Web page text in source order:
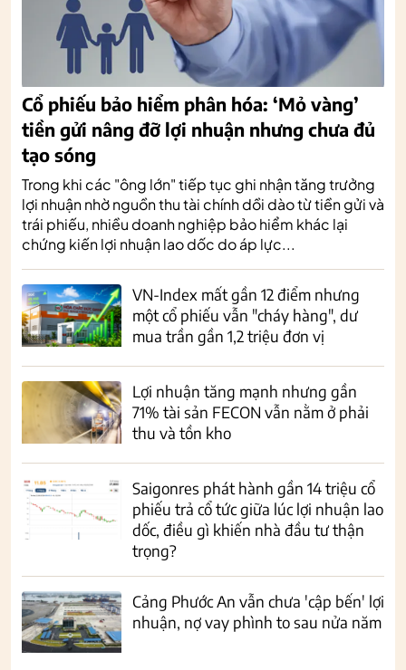
Cổ phiếu bảo hiểm phân hóa: ‘Mỏ vàng’
tiền gửi nâng đỡ lợi nhuận nhưng chưa đủ
tạo sóng
Trong khi các "ông lớn" tiếp tục ghi nhận tăng trưởng
lợi nhuận nhờ nguồn thu tài chính dồi dào từ tiền gửi và
trái phiếu, nhiều doanh nghiệp bảo hiểm khác lại
chứng kiến lợi nhuận lao dốc do áp lực...
VN-Index mất gần 12 điểm nhưng
một cổ phiếu vẫn "cháy hàng", dư
mua trần gần 1,2 triệu đơn vị
Lợi nhuận tăng mạnh nhưng gần
71% tài sản FECON vẫn nằm ở phải
thu và tồn kho
Saigonres phát hành gần 14 triệu cổ
phiếu trả cổ tức giữa lúc lợi nhuận lao
dốc, điều gì khiến nhà đầu tư thận
trọng?
Cảng Phước An vẫn chưa 'cập bến' lợi
nhuận, nợ vay phình to sau nửa năm